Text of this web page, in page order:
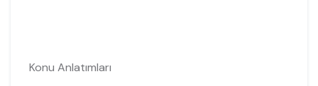
Konu Anlatımları